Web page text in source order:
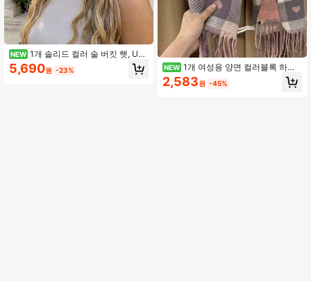
NEW 1개 솔리드 컬러 술 버킷 햇, UV
차단 선햇, 해변 휴가, 여행 및 일상 스
트리트웨어에 완벽
5,690원 -23% NEW 1개 여성용 양면 컬러블록 하트
체크 태슬 인조 캐시미어 스카프, 미니
멀리스트 귀여운, 가을/겨울에 적합,
2,583원 -45%